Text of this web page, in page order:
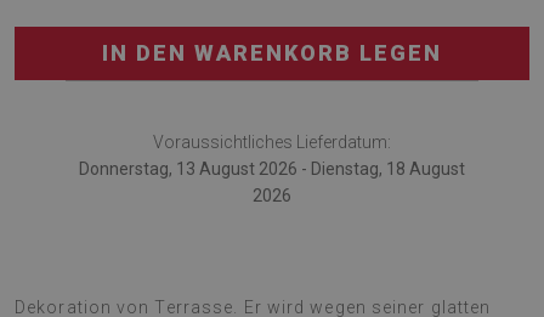
IN DEN WARENKORB LEGEN
Voraussichtliches Lieferdatum:
Donnerstag, 13 August 2026 - Dienstag, 18 August
2026
Dekoration von Terrasse. Er wird wegen seiner glatten